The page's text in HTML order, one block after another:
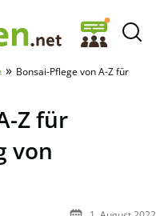
» Bonsai-Pflege von A-Z für
Z für
von